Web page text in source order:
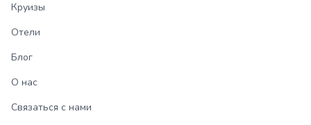
Круизы
Отели
Блог
О нас
Связаться с нами